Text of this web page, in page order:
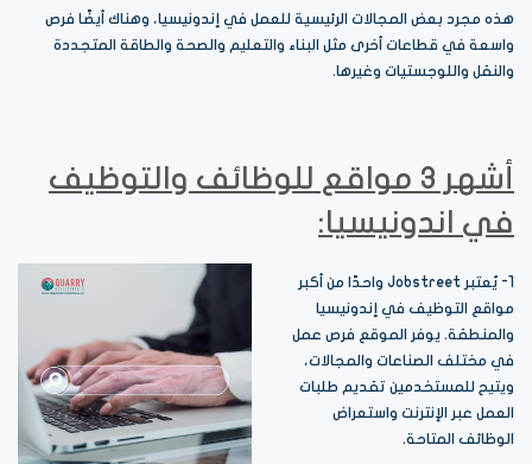
هذه مجرد بعض المجالات الرئيسية للعمل في إندونيسيا، وهناك أيضًا فرص
واسعة في قطاعات أخرى مثل البناء والتعليم والصحة والطاقة المتجددة
والنقل واللوجستيات وغيرها.
أشهر 3 مواقع للوظائف والتوظيف
في اندونيسيا:
1- يُعتبر Jobstreet واحدًا من أكبر
مواقع التوظيف في إندونيسيا
والمنطقة. يوفر الموقع فرص عمل
في مختلف الصناعات والمجالات،
ويتيح للمستخدمين تقديم طلبات
العمل عبر الإنترنت واستعراض
الوظائف المتاحة.